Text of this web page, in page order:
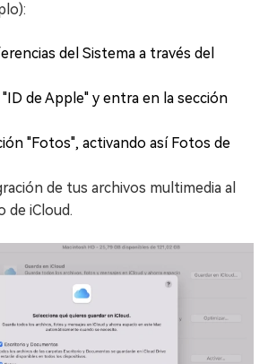
del Sistema a través del
de Apple" y entra en la sección
"Fotos", activando así Fotos de
de tus archivos multimedia al
de iCloud.